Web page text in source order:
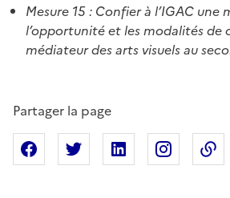
Mesure 15 : Confier à l’IGAC une
l’opportunité et les modalités de
médiateur des arts visuels au
Partager la page
Partager sur Facebook
Partager sur XPartager sur